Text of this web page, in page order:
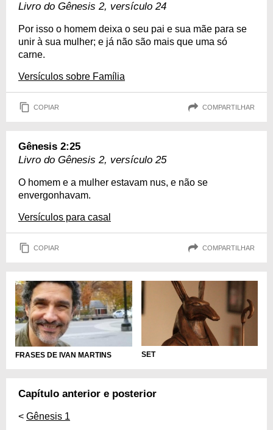
Livro do Gênesis 2, versículo 24
Por isso o homem deixa o seu pai e sua mãe para se
unir à sua mulher; e já não são mais que uma só
carne.
Versículos sobre Família
COPIAR COMPARTILHAR
Gênesis 2:25
Livro do Gênesis 2, versículo 25
O homem e a mulher estavam nus, e não se
envergonhavam.
Versículos para casal
COPIAR COMPARTILHAR
FRASES DE IVAN MARTINS SET
Capítulo anterior e posterior
< Gênesis 1